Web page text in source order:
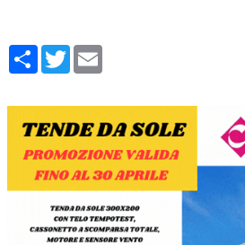
Condividi
Twitter